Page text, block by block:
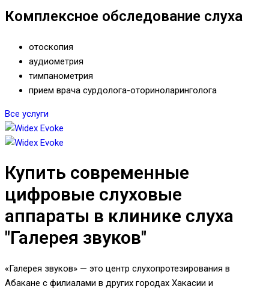
Комплексное обследование слуха
отоскопия
аудиометрия
тимпанометрия
прием врача сурдолога-оториноларинголога
Все услуги
Купить современные
цифровые слуховые
аппараты в клинике слуха
"Галерея звуков"
«Галерея звуков» — это центр слухопротезирования в
Абакане с филиалами в других городах Хакасии и